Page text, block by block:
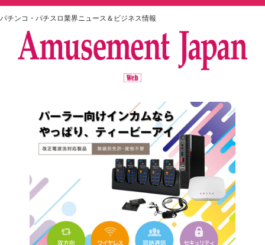
パチンコ・パチスロ業界ニュース＆ビジネス情報